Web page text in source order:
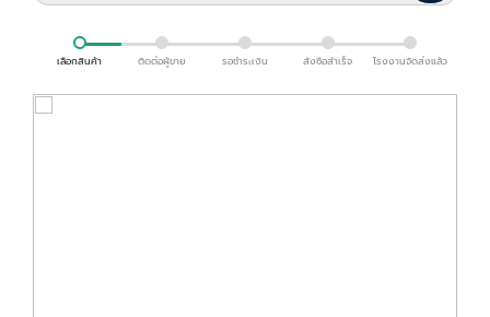
เลือกสินค้า ติดต่อผู้ขาย รอชำระเงิน สั่งซื้อสำเร็จ โรงงานจัดส่งแล้ว